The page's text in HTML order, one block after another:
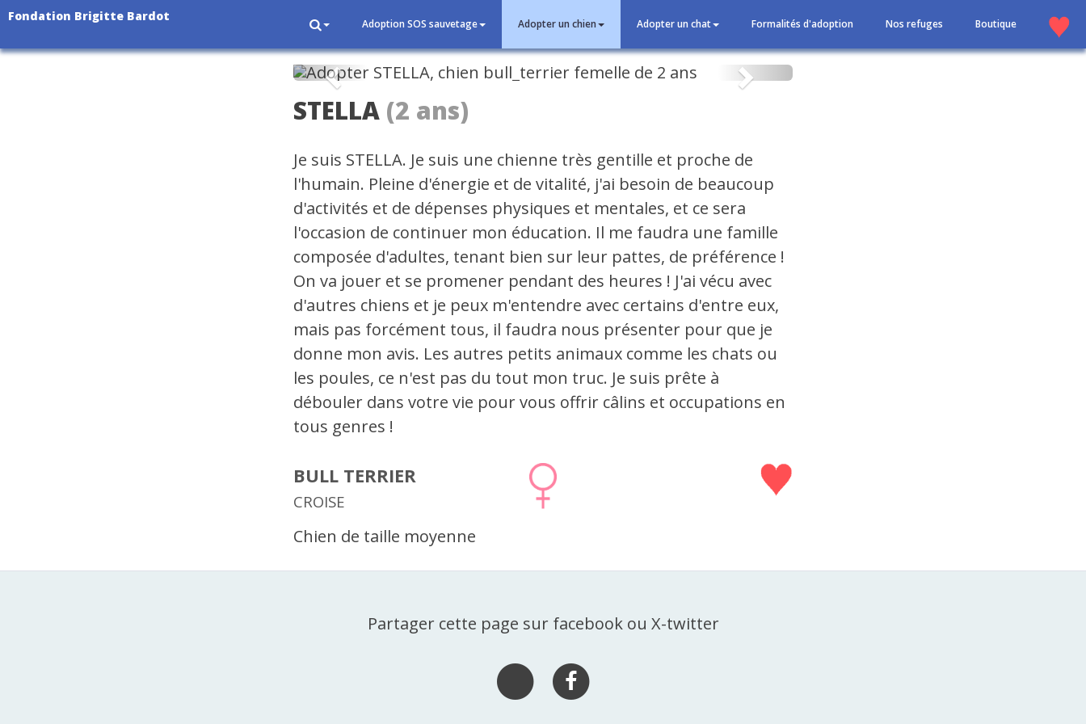
Fondation Brigitte Bardot
Adoption SOS sauvetage Adopter un chien Adopter un chat Formalités d'adoption Nos refuges Boutique
Précédent Suivant
STELLA (2 ans)
Je suis STELLA. Je suis une chienne très gentille et proche de
l'humain. Pleine d'énergie et de vitalité, j'ai besoin de beaucoup
d'activités et de dépenses physiques et mentales, et ce sera
l'occasion de continuer mon éducation. Il me faudra une famille
composée d'adultes, tenant bien sur leur pattes, de préférence !
On va jouer et se promener pendant des heures ! J'ai vécu avec
d'autres chiens et je peux m'entendre avec certains d'entre eux,
mais pas forcément tous, il faudra nous présenter pour que je
donne mon avis. Les autres petits animaux comme les chats ou
les poules, ce n'est pas du tout mon truc. Je suis prête à
débouler dans votre vie pour vous offrir câlins et occupations en
tous genres !
BULL TERRIER
CROISE
Chien de taille moyenne
Partager cette page sur facebook ou X-twitter